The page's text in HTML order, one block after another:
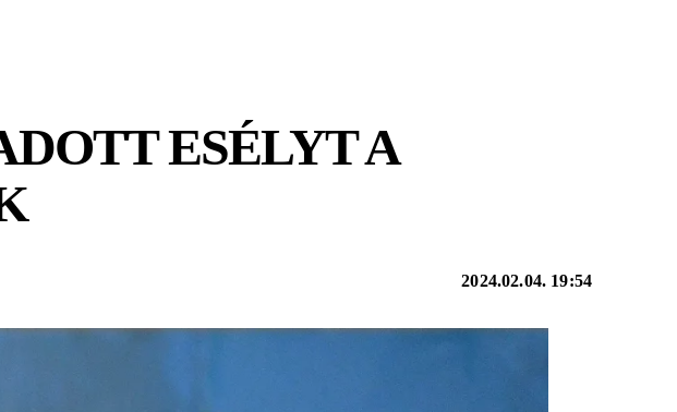
ESÉLYT A
2024.02.04. 19:54